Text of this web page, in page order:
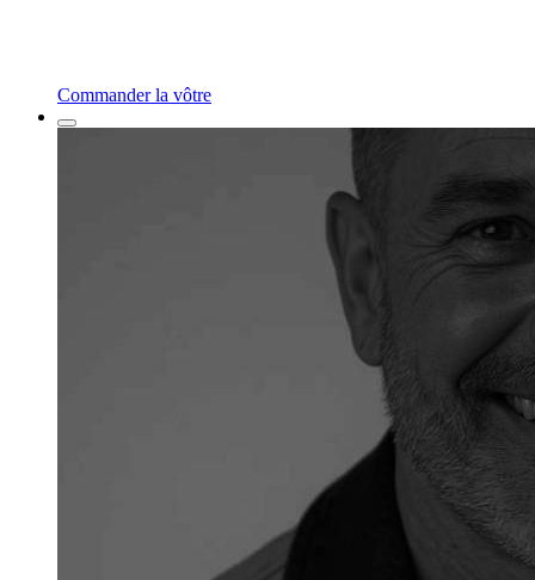
Commander la vôtre